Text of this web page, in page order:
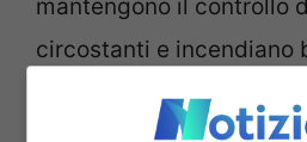
mantengono il controllo
circostanti e incendiano
istituzioni del regime.